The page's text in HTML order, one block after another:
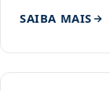
SAIBA MAIS